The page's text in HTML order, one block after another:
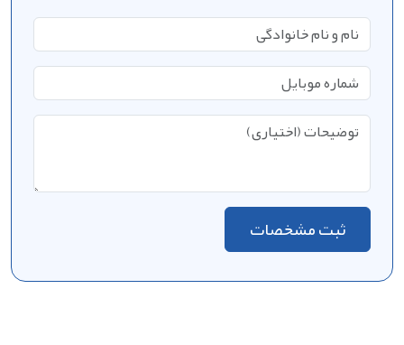
ثبت مشخصات